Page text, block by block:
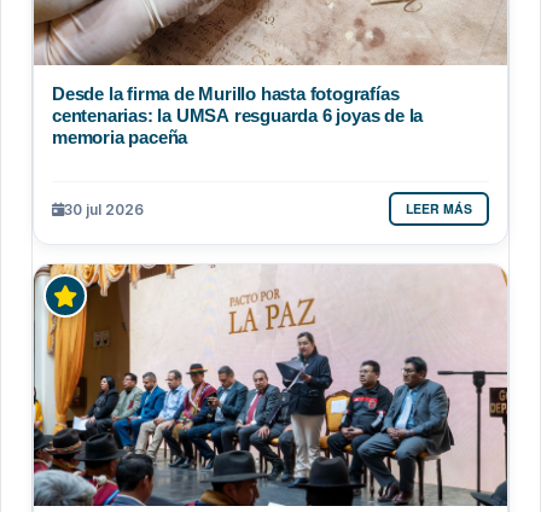
Desde la firma de Murillo hasta fotografías
centenarias: la UMSA resguarda 6 joyas de la
memoria paceña
30 jul 2026 LEER MÁS